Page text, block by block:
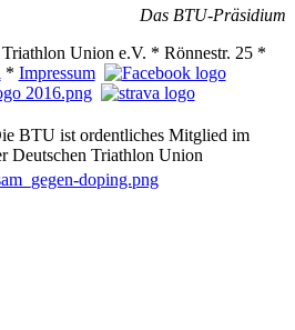
Das BTU-Präsidium
Union e.V. * Rönnestr. 25 *
* Impressum
BTU ist ordentliches Mitglied im
Deutschen Triathlon Union